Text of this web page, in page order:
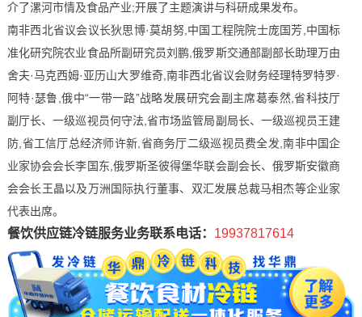
介了漯河市情及食品产业;开展了主题演讲与科研成果发布。
南非西北省议会议长狄思博·莫胡努,中国工程院院士庞国芳,中国标
准化研究院农业食品所副研究员刘鹏,俄罗斯交通部副部长助理万由
舍夫·马克西姆·亚历山大罗维奇,南非西北省议会财务经理特罗特罗·
阿特·瑟鲁,俄中“一带一路”战略发展研究会副主席葛泰然,省科技厅
副厅长、一级巡视员何守法,省市场监管局副局长、一级巡视员王建
防,省工信厅总经济师许新,省商务厅二级巡视员费全发,南非中国企
业家协会会长李国东,俄罗斯圣彼得堡华联会副会长、俄罗斯安徽商
会会长王晶以及万洲国际执行董事、双汇发展总裁马相杰等企业家
代表出席。
餐饮供应链冷链服务业务联系电话： 19937817614